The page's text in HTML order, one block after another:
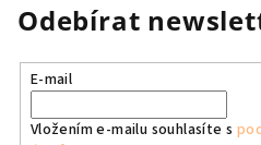
Odebírat
E-mail
Vložením e-mailu souhlasíte s